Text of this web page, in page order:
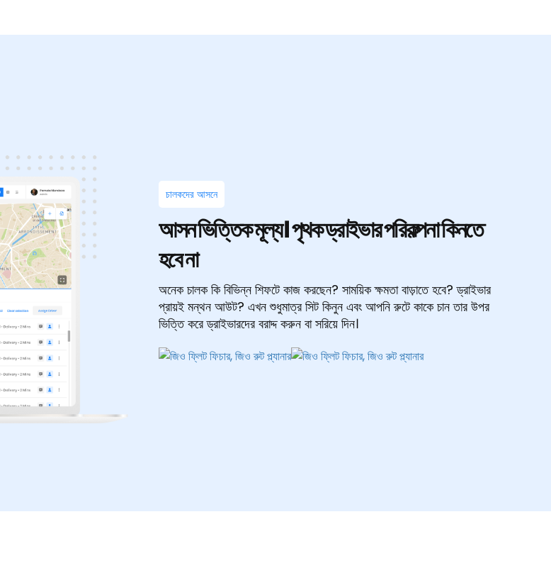
চালকদের আসনে
আসন ভিত্তিক মূল্য। পৃথক ড্রাইভার পরিকল্পনা কিনতে
হবেনা
অনেক চালক কি বিভিন্ন শিফটে কাজ করছেন? সাময়িক ক্ষমতা বাড়াতে হবে? ড্রাইভার
প্রায়ই মন্থন আউট? এখন শুধুমাত্র সিট কিনুন এবং আপনি রুটে কাকে চান তার উপর
ভিত্তি করে ড্রাইভারদের বরাদ্দ করুন বা সরিয়ে দিন।